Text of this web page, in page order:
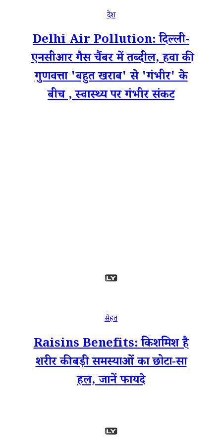
देश
Delhi Air Pollution: दिल्ली-
एनसीआर गैस चैंबर में तब्दील, हवा की
गुणवत्ता 'बहुत खराब' से 'गंभीर' के
बीच , स्वास्थ्य पर गंभीर संकट
सेहत
Raisins Benefits: किशमिश है
शरीर की बड़ी समस्याओं का छोटा-सा
हल, जानें फायदे